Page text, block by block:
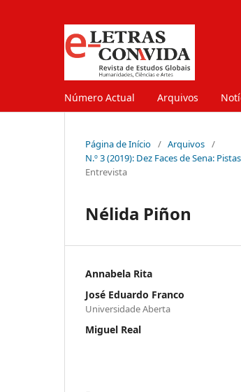
Número Actual Arquivos
Página de Início / Arquivos /
N.º 3 (2019): Dez Faces de Sena:
Entrevista
Nélida Piñon
Annabela Rita
José Eduardo Franco
Universidade Aberta
Miguel Real